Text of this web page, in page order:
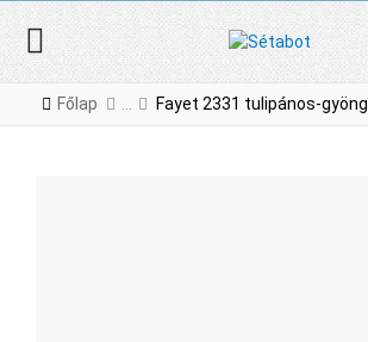
Főlap Fayet 2331 tulipános-gyöngyvirágos női